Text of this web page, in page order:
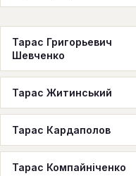
Тарас Григорьевич
Шевченко
Тарас Житинський
Тарас Кардаполов
Тарас Компайніченко